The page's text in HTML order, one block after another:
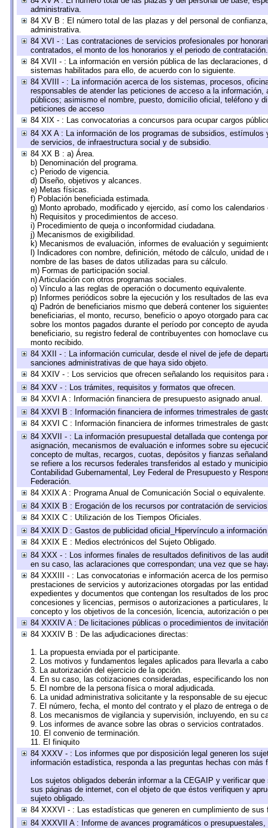
administrativa.
84 XV B : El número total de las plazas y del personal de
administrativa.
84 XVI - : Las contrataciones de servicios profesionales por
contratados, el monto de los honorarios y el periodo de contratación.
84 XVII - : La información en versión pública de las
sistemas habilitados para ello, de acuerdo con lo siguiente.
84 XVIII - : La información acerca de los sistemas, procesos,
responsables de atender las peticiones de acceso a la
públicos; asimismo el nombre, puesto, domicilio oficial, teléfono y
peticiones de acceso
84 XIX - : Las convocatorias a concursos para ocupar cargos
84 XX A : La información de los programas de subsidios,
de servicios, de infraestructura social y de subsidio.
84 XX B : a) Área.
b) Denominación del programa.
c) Periodo de vigencia.
d) Diseño, objetivos y alcances.
e) Metas físicas.
f) Población beneficiada estimada.
g) Monto aprobado, modificado y ejercido, así como los
h) Requisitos y procedimientos de acceso.
i) Procedimiento de queja o inconformidad ciudadana.
j) Mecanismos de exigibilidad.
k) Mecanismos de evaluación, informes de evaluación y
l) Indicadores con nombre, definición, método de cálculo, unidad
nombre de las bases de datos utilizadas para su cálculo.
m) Formas de participación social.
n) Articulación con otros programas sociales.
o) Vínculo a las reglas de operación o documento equivalente.
p) Informes periódicos sobre la ejecución y los resultados de las
q) Padrón de beneficiarios mismo que deberá contener los
beneficiarias, el monto, recurso, beneficio o apoyo otorgado para
sobre los montos pagados durante el período por concepto de
beneficiario, su registro federal de contribuyentes con homoclave
monto recibido.
84 XXII - : La información curricular, desde el nivel de jefe de
sanciones administrativas de que haya sido objeto.
84 XXIV - : Los servicios que ofrecen señalando los requisitos para
84 XXV - : Los trámites, requisitos y formatos que ofrecen.
84 XXVI A : Información financiera de presupuesto asignado anual.
84 XXVI B : Información financiera de informes trimestrales de
84 XXVI C : Información financiera de informes trimestrales de
84 XXVII - : La información presupuestal detallada que contenga
asignación, mecanismos de evaluación e informes sobre su
concepto de multas, recargos, cuotas, depósitos y fianzas
se refiere a los recursos federales transferidos al estado y
Contabilidad Gubernamental, Ley Federal de Presupuesto y
Federación.
84 XXIX A : Programa Anual de Comunicación Social o equivalente.
84 XXIX B : Erogación de los recursos por contratación de
84 XXIX C : Utilización de los Tiempos Oficiales.
84 XXIX D : Gastos de publicidad oficial_Hipervínculo a
84 XXIX E : Medios electrónicos del Sujeto Obligado.
84 XXX - : Los informes finales de resultados definitivos de las
en su caso, las aclaraciones que correspondan; una vez que se
84 XXXIII - : Las convocatorias e información acerca de los
prestaciones de servicios y autorizaciones otorgadas por las
expedientes y documentos que contengan los resultados de los
concesiones y licencias, permisos o autorizaciones a particulares,
concepto y los objetivos de la concesión, licencia, autorización o
84 XXXIV A : De licitaciones públicas o procedimientos de
84 XXXIV B : De las adjudicaciones directas:
1. La propuesta enviada por el participante.
2. Los motivos y fundamentos legales aplicados para llevarla a
3. La autorización del ejercicio de la opción.
4. En su caso, las cotizaciones consideradas, especificando los
5. El nombre de la persona física o moral adjudicada.
6. La unidad administrativa solicitante y la responsable de su
7. El número, fecha, el monto del contrato y el plazo de entrega o
8. Los mecanismos de vigilancia y supervisión, incluyendo, en su
9. Los informes de avance sobre las obras o servicios contratados.
10. El convenio de terminación.
11. El finiquito
84 XXXV - : Los informes que por disposición legal generen los
información estadística, responda a las preguntas hechas con más
Los sujetos obligados deberán informar a la CEGAIP y verificar
sus páginas de internet, con el objeto de que éstos verifiquen y
sujeto obligado.
84 XXXVI - : Las estadísticas que generen en cumplimiento de
84 XXXVII A : Informe de avances programáticos o